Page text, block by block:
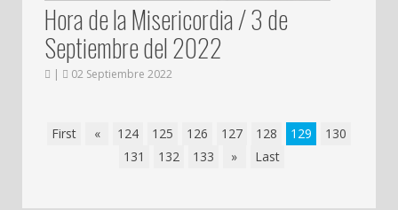
Hora de la Misericordia / 3 de
Septiembre del 2022
02 Septiembre 2022
First « 124 125 126 127 128 129
130
131
132 133 » Last